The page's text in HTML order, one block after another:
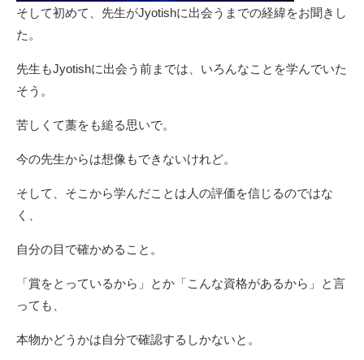
そして初めて、先生がJyotishに出会うまでの経緯をお聞きし
た。
先生もJyotishに出会う前までは、いろんなことを学んでいた
そう。
苦しくて藁をも縋る思いで。
今の先生からは想像もできないけれど。
そして、そこから学んだことは人の評価を信じるのではな
く、
自分の目で確かめること。
「賞をとっているから」とか「こんな資格があるから」と言
っても、
本物かどうかは自分で確認するしかないと。